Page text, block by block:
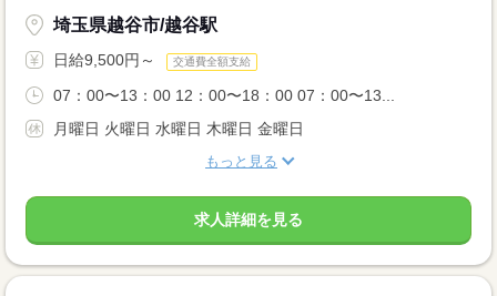
埼玉県越谷市/越谷駅
日給9,500円～ 交通費全額支給
07：00〜13：00 12：00〜18：00 07：00〜13...
月曜日 火曜日 水曜日 木曜日 金曜日
もっと見る
求人詳細を見る